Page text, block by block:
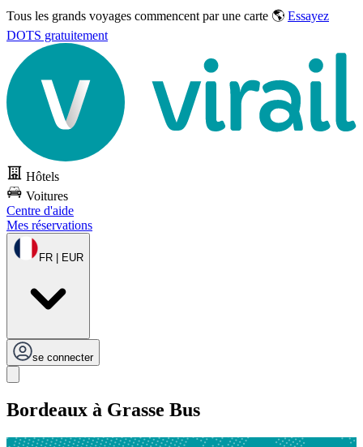
Tous les grands voyages commencent par une carte 🌎 Essayez
DOTS gratuitement
Hôtels
Voitures
Centre d'aide
Mes réservations
FR | EUR
se connecter
Bordeaux à Grasse Bus